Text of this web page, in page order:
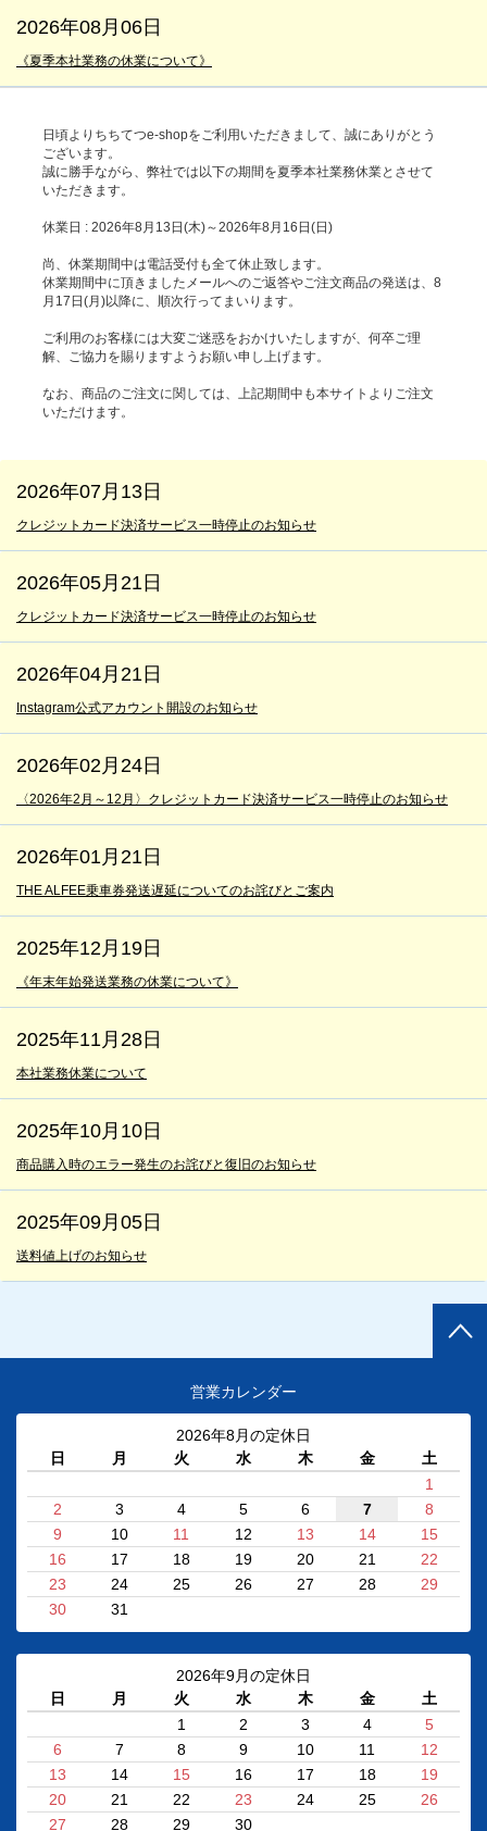
2026年08月06日
《夏季本社業務の休業について》
日頃よりちちてつe-shopをご利用いただきまして、誠にありがとう
ございます。
誠に勝手ながら、弊社では以下の期間を夏季本社業務休業とさせて
いただきます。
休業日 : 2026年8月13日(木)～2026年8月16日(日)
尚、休業期間中は電話受付も全て休止致します。
休業期間中に頂きましたメールへのご返答やご注文商品の発送は、8
月17日(月)以降に、順次行ってまいります。
ご利用のお客様には大変ご迷惑をおかけいたしますが、何卒ご理
解、ご協力を賜りますようお願い申し上げます。
なお、商品のご注文に関しては、上記期間中も本サイトよりご注文
いただけます。
2026年07月13日
クレジットカード決済サービス一時停止のお知らせ
2026年05月21日
クレジットカード決済サービス一時停止のお知らせ
2026年04月21日
Instagram公式アカウント開設のお知らせ
2026年02月24日
〈2026年2月～12月〉クレジットカード決済サービス一時停止のお知らせ
2026年01月21日
THE ALFEE乗車券発送遅延についてのお詫びとご案内
2025年12月19日
《年末年始発送業務の休業について》
2025年11月28日
本社業務休業について
2025年10月10日
商品購入時のエラー発生のお詫びと復旧のお知らせ
2025年09月05日
送料値上げのお知らせ
営業カレンダー
2026年8月の定休日
日
月 火 水 木 金
土
1
2
3 4 5 6 7
8
9
10 11 12 13 14
15
16
17 18 19 20 21
22
23
24 25 26 27 28
29
30
31
2026年9月の定休日
日
月 火 水 木 金
土
1
2 3 4
5
6
7 8 9 10 11
12
13
14 15 16 17 18
19
20
21 22 23 24 25
26
27
28 29 30